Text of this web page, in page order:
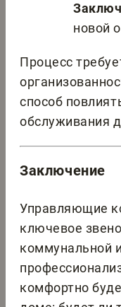
новой
Процесс
способ
обслуживания
Заключение
Управляющие
ключевое
коммунальной
комфортно